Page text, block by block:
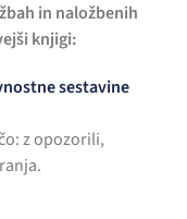
in naložbenih
knjigi:
sestavine
z opozorili,